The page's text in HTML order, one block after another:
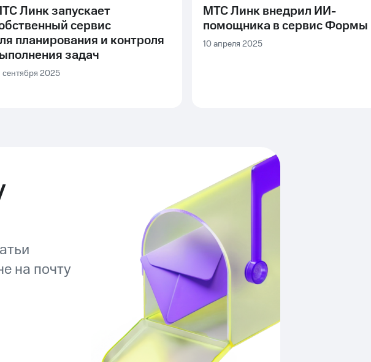
Линк запускает
сервис
планирования и контроля
задач
сентября 2025
МТС Линк внедрил ИИ-
помощника в сервис Формы
10 апреля 2025
на почту